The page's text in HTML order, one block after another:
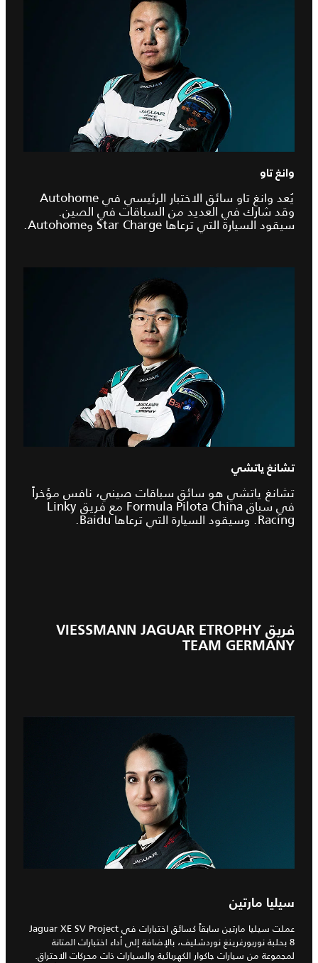
وانغ تاو
يُعد وانغ تاو سائق الاختبار الرئيسي في Autohome
وقد شارك في العديد من السباقات في الصين.
سيقود السيارة التي ترعاها Star Charge وAutohome.
تشانغ ياتشي
تشانغ ياتشي هو سائق سباقات صيني، نافس مؤخراً
في سباق Formula Pilota China مع فريق Linky
Racing. وسيقود السيارة التي ترعاها Baidu.
فريق VIESSMANN JAGUAR ETROPHY
TEAM GERMANY
سيليا مارتين
عملت سيليا مارتين سابقاً كسائق اختبارات في Jaguar XE SV Project
8 بحلبة نوربورغرينغ نوردشليف، بالإضافة إلى أداء اختبارات المتانة
لمجموعة من سيارات جاكوار الكهربائية والسيارات ذات محركات الاحتراق.